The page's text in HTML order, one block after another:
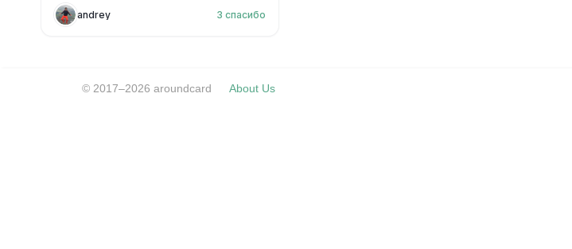
andrey 3 спасибо
© 2017–2026 aroundcard About Us